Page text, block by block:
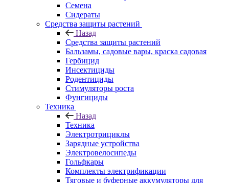
Семена
Сидераты
Средства защиты растений
Назад
Средства защиты растений
Бальзамы, садовые вары, краска садовая
Гербицид
Инсектициды
Родентициды
Стимуляторы роста
Фунгициды
Техника
Назад
Техника
Электротрициклы
Зарядные устройства
Электровелосипеды
Гольфкары
Комплекты электрификации
Тяговые и буферные аккумуляторы для